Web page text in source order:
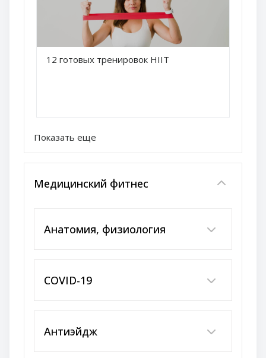
Краткое название курса
12 готовых тренировок HIIT
Показать еще
Медицинский фитнес
Анатомия, физиология
COVID-19
Антиэйдж